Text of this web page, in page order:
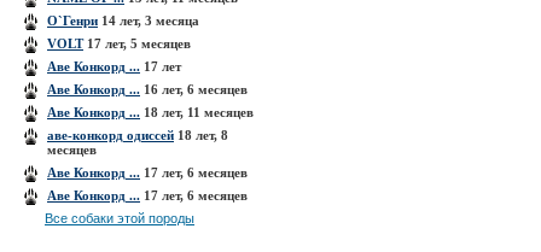
O`Генри 14 лет, 3 месяца
VOLT17 лет, 5 месяцев
Аве Конкорд ... 17 лет
Аве Конкорд ... 16 лет, 6 месяцев
Аве Конкорд ... 18 лет, 11 месяцев
аве-конкорд одиссей 18 лет, 8
месяцев
Аве Конкорд ... 17 лет, 6 месяцев
Аве Конкорд ... 17 лет, 6 месяцев
Все собаки этой породы